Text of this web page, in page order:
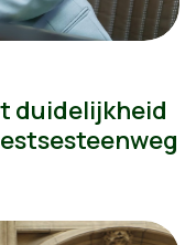
duidelijkheid